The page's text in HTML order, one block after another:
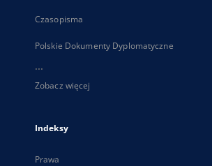
Czasopisma
Polskie Dokumenty Dyplomatyczne
...
Zobacz więcej
Indeksy
Prawa